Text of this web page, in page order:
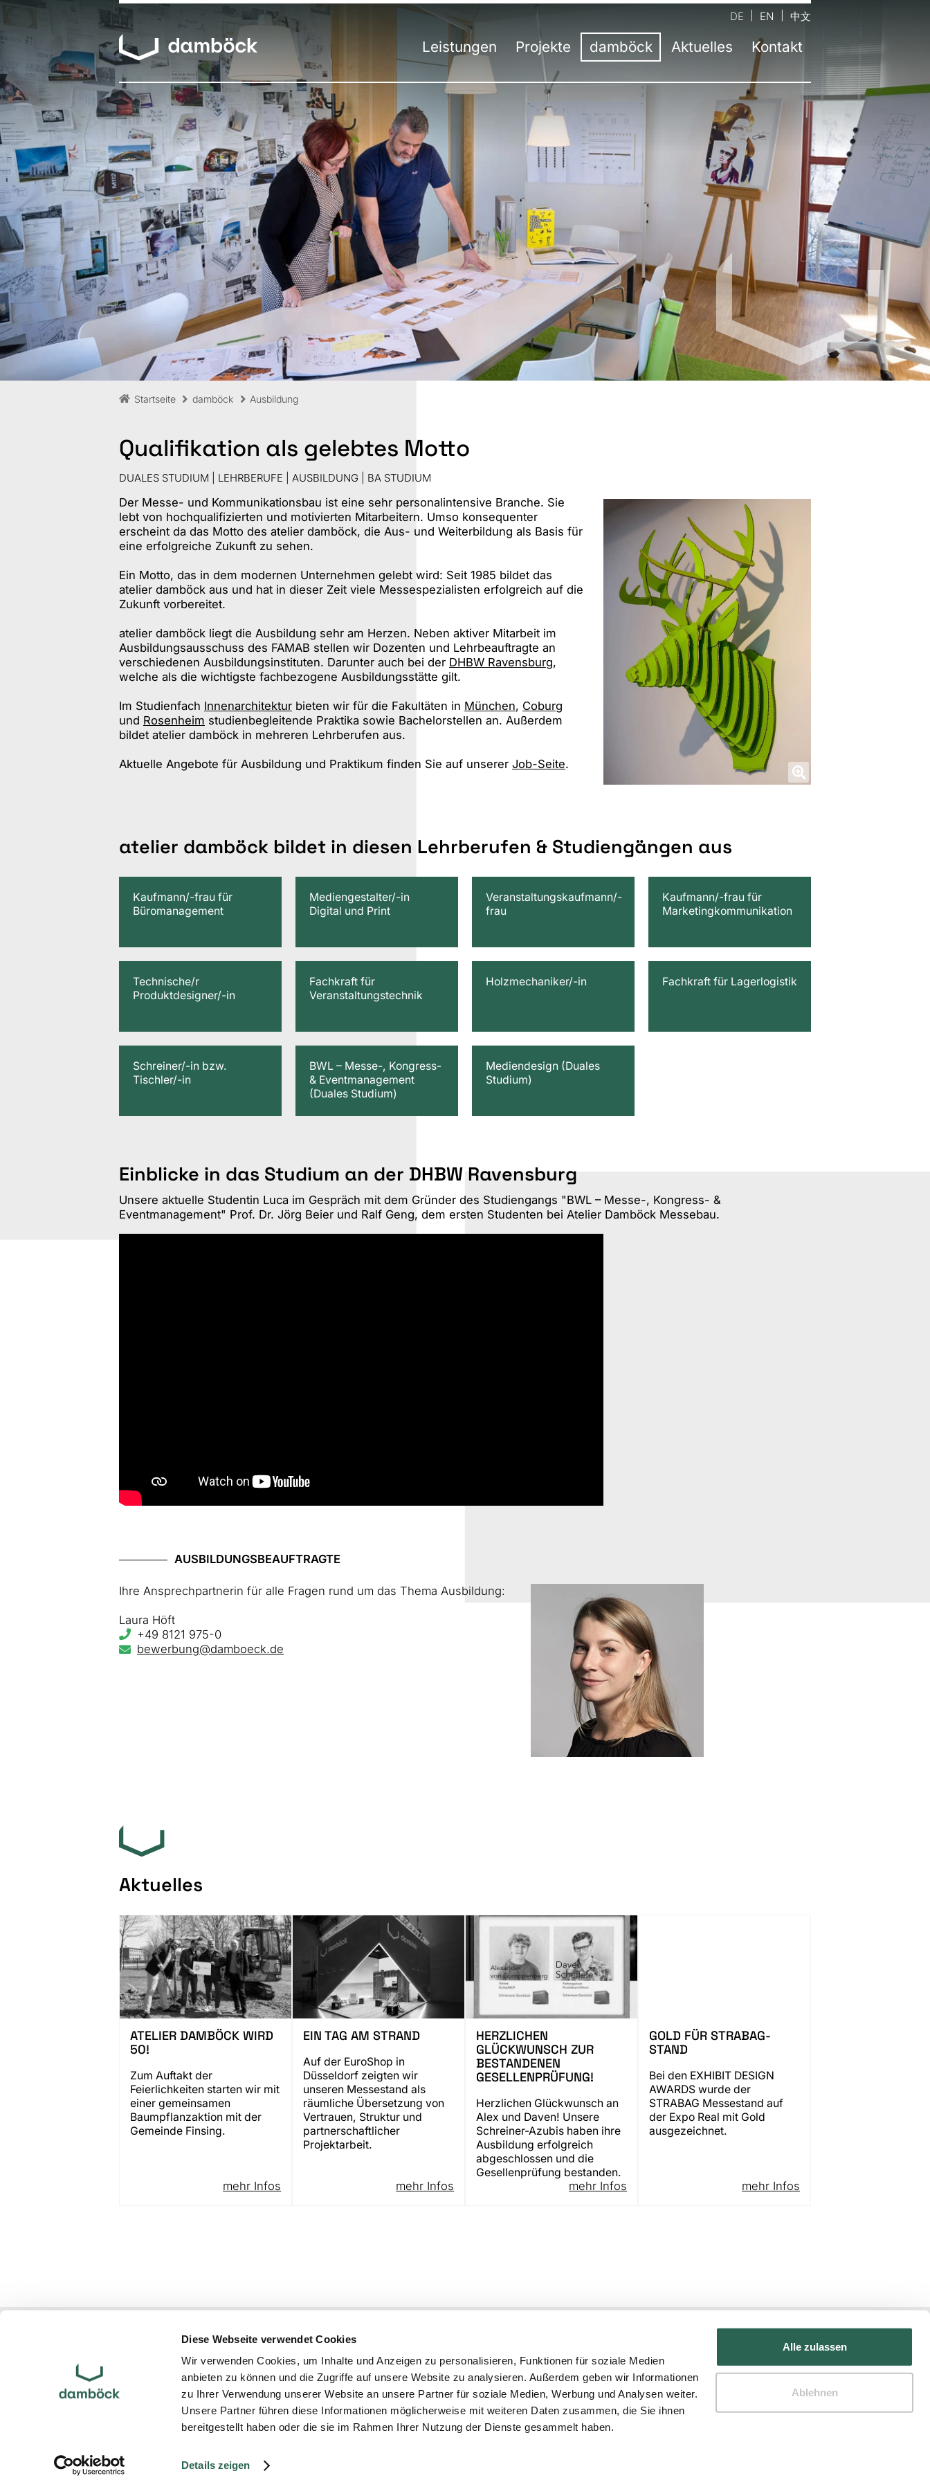
Diese Webseite verwendet Cookies
Wir verwenden Cookies, um Inhalte und Anzeigen zu personalisieren, Funktionen für soziale Medien
anbieten zu können und die Zugriffe auf unsere Website zu analysieren. Außerdem geben wir Informationen
zu Ihrer Verwendung unserer Website an unsere Partner für soziale Medien, Werbung und Analysen weiter.
Unsere Partner führen diese Informationen möglicherweise mit weiteren Daten zusammen, die Sie ihnen
bereitgestellt haben oder die sie im Rahmen Ihrer Nutzung der Dienste gesammelt haben.
Details zeigen
Alle zulassen
Ablehnen
DE EN 中文
Leistungen
Übersicht
Messedesign
Besucherstromanalyse
Virtuelle Räume
Hybrid-Kommunikation
Events | Veranstaltungen
Projekte
Übersicht
Messe
Event
Innenausbau
damböck
Unternehmen
Team
50 Jahre atelier damböck
Werkstätten
Umweltbewusstsein
Ausbildung
Preisliste
Aktuelles
Aktuelle Informationen
Presse
Newsletter
Kontakt
Kontaktformular
Hauptsitz Neufinsing bei München
Standort Kassel
Standort Rosenheim
Standort Trochtelfingen
Standort Linz | AT
Standort Salzburg | AT
Standort Mailand | IT
Standort Shanghai | CN
Startseite damböck Ausbildung
Qualifikation als gelebtes Motto
DUALES STUDIUM | LEHRBERUFE | AUSBILDUNG | BA STUDIUM
Der Messe- und Kommunikationsbau ist eine sehr personalintensive Branche. Sie
lebt von hochqualifizierten und motivierten Mitarbeitern. Umso konsequenter
erscheint da das Motto des atelier damböck, die Aus- und Weiterbildung als Basis für
eine erfolgreiche Zukunft zu sehen.
Ein Motto, das in dem modernen Unternehmen gelebt wird: Seit 1985 bildet das
atelier damböck aus und hat in dieser Zeit viele Messespezialisten erfolgreich auf die
Zukunft vorbereitet.
atelier damböck liegt die Ausbildung sehr am Herzen. Neben aktiver Mitarbeit im
Ausbildungsausschuss des FAMAB stellen wir Dozenten und Lehrbeauftragte an
verschiedenen Ausbildungsinstituten. Darunter auch bei der DHBW Ravensburg,
welche als die wichtigste fachbezogene Ausbildungsstätte gilt.
Im Studienfach Innenarchitektur bieten wir für die Fakultäten in München, Coburg
und Rosenheim studienbegleitende Praktika sowie Bachelorstellen an. Außerdem
bildet atelier damböck in mehreren Lehrberufen aus.
Aktuelle Angebote für Ausbildung und Praktikum finden Sie auf unserer Job-Seite.
atelier damböck bildet in diesen Lehrberufen & Studiengängen aus
Kaufmann/-frau für
Büromanagement
Mediengestalter/-in
Digital und Print
Veranstaltungskaufmann/-
frau
Kaufmann/-frau für
Marketingkommunikation
Technische/r
Produktdesigner/-in
Fachkraft für
Veranstaltungstechnik
Holzmechaniker/-in Fachkraft für Lagerlogistik
Schreiner/-in bzw.
Tischler/-in
BWL – Messe-, Kongress-
& Eventmanagement
(Duales Studium)
Mediendesign (Duales
Studium)
Einblicke in das Studium an der DHBW Ravensburg
Unsere aktuelle Studentin Luca im Gespräch mit dem Gründer des Studiengangs "BWL – Messe-, Kongress- &
Eventmanagement" Prof. Dr. Jörg Beier und Ralf Geng, dem ersten Studenten bei Atelier Damböck Messebau.
AUSBILDUNGSBEAUFTRAGTE
Ihre Ansprechpartnerin für alle Fragen rund um das Thema Ausbildung:
Laura Höft
+49 8121 975-0
bewerbung@damboeck.de
Aktuelles
ATELIER DAMBÖCK WIRD
50!
Zum Auftakt der
Feierlichkeiten starten wir mit
einer gemeinsamen
Baumpflanzaktion mit der
Gemeinde Finsing.
mehr Infos
EIN TAG AM STRAND
Auf der EuroShop in
Düsseldorf zeigten wir
unseren Messestand als
räumliche Übersetzung von
Vertrauen, Struktur und
partnerschaftlicher
Projektarbeit.
mehr Infos
HERZLICHEN
GLÜCKWUNSCH ZUR
BESTANDENEN
GESELLENPRÜFUNG!
Herzlichen Glückwunsch an
Alex und Daven! Unsere
Schreiner-Azubis haben ihre
Ausbildung erfolgreich
abgeschlossen und die
Gesellenprüfung bestanden.
mehr Infos
GOLD FÜR STRABAG-
STAND
Bei den EXHIBIT DESIGN
AWARDS wurde der
STRABAG Messestand auf
der Expo Real mit Gold
ausgezeichnet.
mehr Infos
Oskar-von-Miller-Ring 1
Neufinsingbei München
info@damboeck.de
Impressum
Datenschutz
weitere Informationen:
Messebau
Messestand
Messedesign